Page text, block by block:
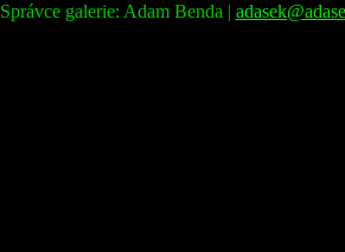
Správce galerie: Adam Benda |